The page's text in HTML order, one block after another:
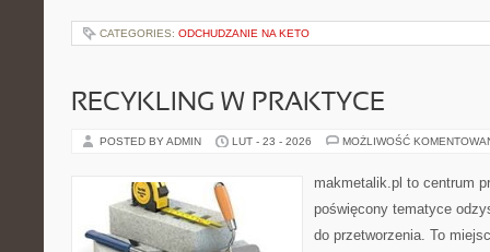
CATEGORIES: ODCHUDZANIE NA KETO
RECYKLING W PRAKTYCE
POSTED BY ADMIN LUT - 23 - 2026 MOŻLIWOŚĆ
makmetalik.pl to centrum
poświęcony tematyce
do przetworzenia. To